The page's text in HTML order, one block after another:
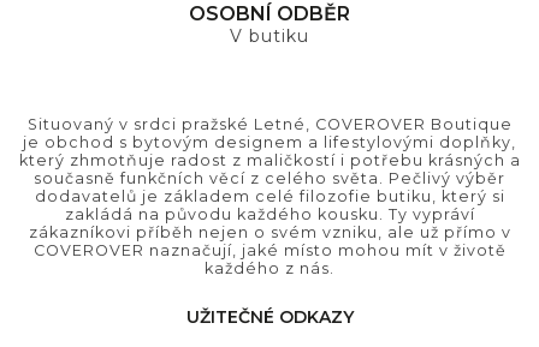
OSOBNÍ ODBĚR
V butiku
Situovaný v srdci pražské Letné, COVEROVER Boutique
je obchod s bytovým designem a lifestylovými doplňky,
který zhmotňuje radost z maličkostí i potřebu krásných a
současně funkčních věcí z celého světa. Pečlivý výběr
dodavatelů je základem celé filozofie butiku, který si
zakládá na původu každého kousku. Ty vypráví
zákazníkovi příběh nejen o svém vzniku, ale už přímo v
COVEROVER naznačují, jaké místo mohou mít v životě
každého z nás.
UŽITEČNÉ ODKAZY